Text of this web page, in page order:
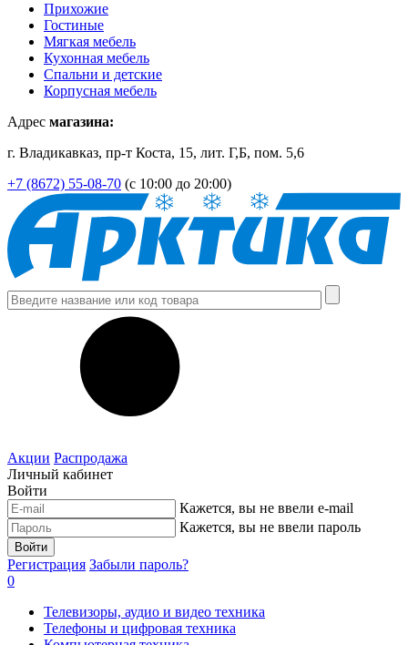
Прихожие
Гостиные
Мягкая мебель
Кухонная мебель
Спальни и детские
Корпусная мебель
Адрес магазина:
г. Владикавказ, пр-т Коста, 15, лит. Г,Б, пом. 5,6
+7 (8672) 55-08-70 (с 10:00 до 20:00)
Акции Распродажа
Личный кабинет
Войти
Кажется, вы не ввели e-mail
Кажется, вы не ввели пароль
Войти
Регистрация Забыли пароль?
0
Телевизоры, аудио и видео техника
Телефоны и цифровая техника